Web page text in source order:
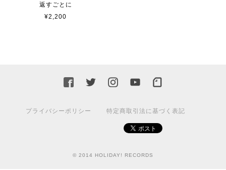
返すごとに
¥2,200
プライバシーポリシー 特定商取引法に基づく表記
© 2014 HOLIDAY! RECORDS